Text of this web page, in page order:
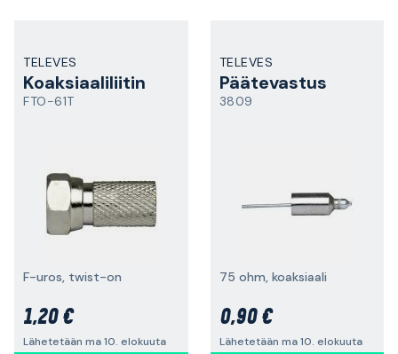
TELEVES
Koaksiaaliliitin
FTO-61T
F-uros, twist-on
1,20 €
Lähetetään ma 10. elokuuta
TELEVES
Päätevastus
3809
75 ohm, koaksiaali
0,90 €
Lähetetään ma 10. elokuuta